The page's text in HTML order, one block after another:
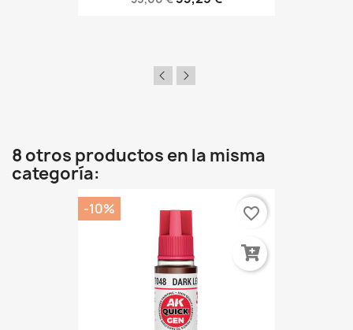
8 otros productos en la misma
categoría:
-10% favorite_border